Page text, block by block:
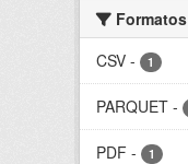
Formatos
CSV - 1
PARQUET -
PDF - 1